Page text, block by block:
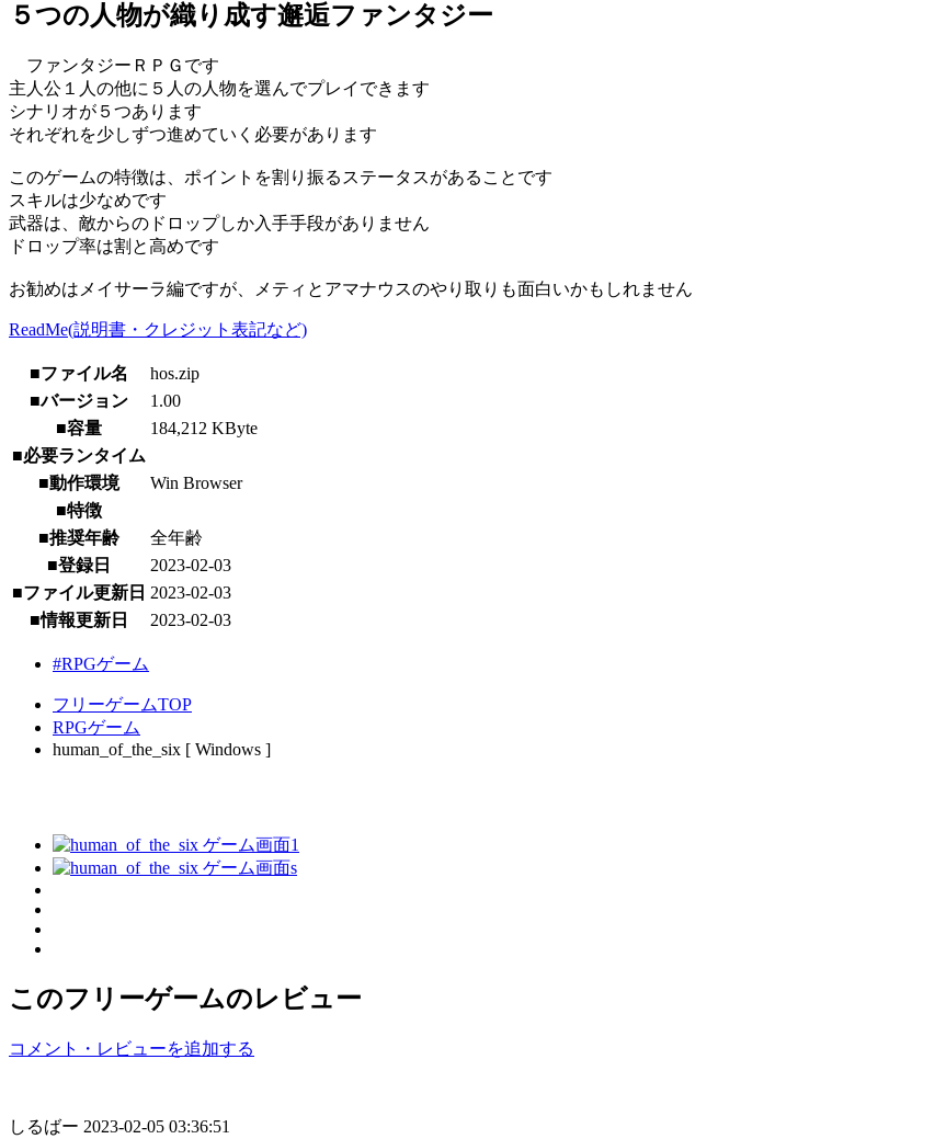
５つの人物が織り成す邂逅ファンタジー
ファンタジーＲＰＧです
主人公１人の他に５人の人物を選んでプレイできます
シナリオが５つあります
それぞれを少しずつ進めていく必要があります
このゲームの特徴は、ポイントを割り振るステータスがあることです
スキルは少なめです
武器は、敵からのドロップしか入手手段がありません
ドロップ率は割と高めです
お勧めはメイサーラ編ですが、メティとアマナウスのやり取りも面白いかもしれません
ReadMe(説明書・クレジット表記など)
■ファイル名
hos.zip
■バージョン
1.00
■容量
184,212 KByte
■必要ランタイム
■動作環境
Win Browser
■特徴
■推奨年齢
全年齢
■登録日
2023-02-03
■ファイル更新日 2023-02-03
■情報更新日
2023-02-03
#RPGゲーム
フリーゲームTOP
RPGゲーム
human_of_the_six [ Windows ]
このフリーゲームのレビュー
コメント・レビューを追加する
しるばー 2023-02-05 03:36:51